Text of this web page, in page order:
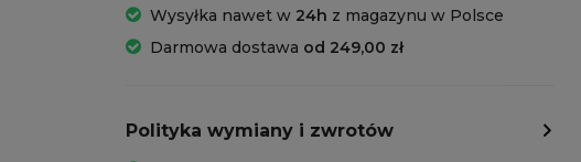
Wysyłka nawet w 24h z magazynu w Polsce
Darmowa dostawa od 249,00 zł
Polityka wymiany i zwrotów